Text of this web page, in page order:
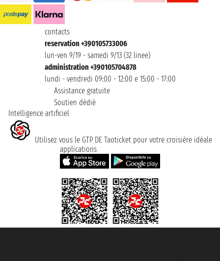
contacts
reservation +390105733006
lun-ven 9/19 - samedi 9/13 (32 linee)
administration +390105704878
lundi - vendredi 09:00 - 12:00 e 15:00 - 17:00
Assistance gratuite
Soutien dédié
Intelligence artificiel
Utilisez vous le GTP DE Taoticket pour votre croisière idéale
applications